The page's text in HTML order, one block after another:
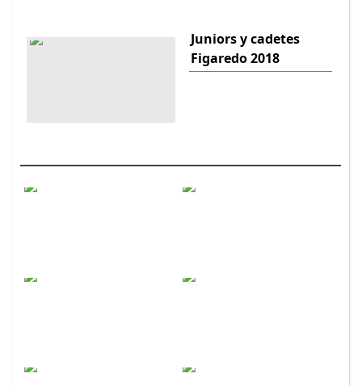
Juniors y cadetes
Figaredo 2018